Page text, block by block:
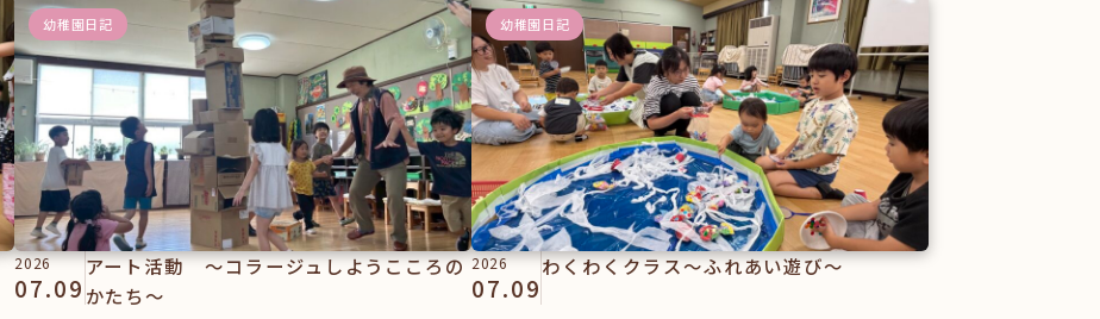
幼稚園日記
2026
07.09
アート活動 ～コラージュしようこころの
かたち～
幼稚園日記
2026
07.09
わくわくクラス～ふれあい遊び～